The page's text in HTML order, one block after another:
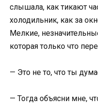
слышала, как тикают
холодильник, как за
Мелкие,
которая только что
— Это не то, что ты
— Тогда объясни мне,